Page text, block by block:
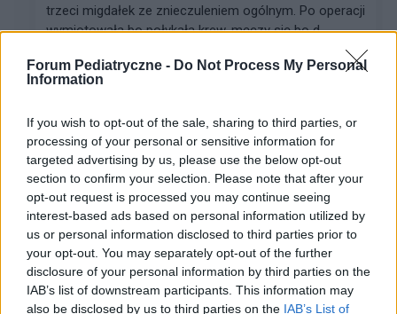
Forum Pediatryczne - Do Not Process My Personal
Information
If you wish to opt-out of the sale, sharing to third parties, or
processing of your personal or sensitive information for
targeted advertising by us, please use the below opt-out
section to confirm your selection. Please note that after your
opt-out request is processed you may continue seeing
interest-based ads based on personal information utilized by
us or personal information disclosed to third parties prior to
your opt-out. You may separately opt-out of the further
disclosure of your personal information by third parties on the
IAB’s list of downstream participants. This information may
also be disclosed by us to third parties on the IAB’s List of
trzeci migdałek ze znieczuleniem ogólnym. Po operacji
wymiotowała bo połykała krew, męczy się bo d...
Ból brzucha ciągły u 6-latki
Dzień dobry Córka od ponad roku skarży się na ból
brzucha. Dwukrotnie w odstępie 10 m-cy miała USG,
które nic nie wykazało. W 08.2023 wyszła obniżona
hemoglobina. Od września bierze żelazo Ferum, wi...